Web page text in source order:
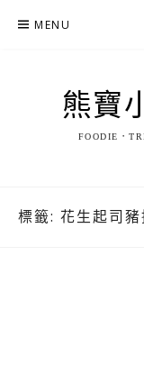
MENU
熊寶
FOODIE．
標籤: 花生起司豬